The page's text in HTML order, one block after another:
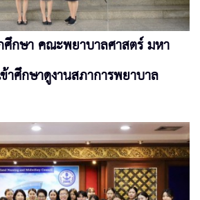
กษา คณะพยาบาลศาสตร์ มหา
ศึกษาดูงานสภาการพยาบาล